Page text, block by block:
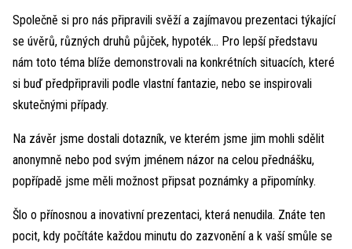
Společně si pro nás připravili svěží a zajímavou prezentaci týkající
se úvěrů, různých druhů půjček, hypoték... Pro lepší představu
nám toto téma blíže demonstrovali na konkrétních situacích, které
si buď předpřipravili podle vlastní fantazie, nebo se inspirovali
skutečnými případy.
Na závěr jsme dostali dotazník, ve kterém jsme jim mohli sdělit
anonymně nebo pod svým jménem názor na celou přednášku,
popřípadě jsme měli možnost připsat poznámky a připomínky.
Šlo o přínosnou a inovativní prezentaci, která nenudila. Znáte ten
pocit, kdy počítáte každou minutu do zazvonění a k vaší smůle se